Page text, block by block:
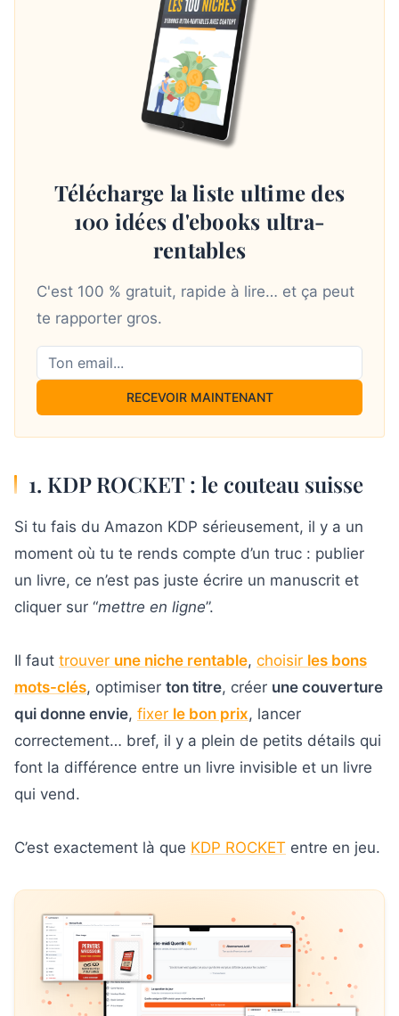
Télécharge la liste ultime des
100 idées d'ebooks ultra-
rentables
C'est 100 % gratuit, rapide à lire… et ça peut
te rapporter gros.
RECEVOIR MAINTENANT
1. KDP ROCKET : le couteau suisse
Si tu fais du Amazon KDP sérieusement, il y a un
moment où tu te rends compte d’un truc : publier
un livre, ce n’est pas juste écrire un manuscrit et
cliquer sur “mettre en ligne”.
Il faut trouver une niche rentable, choisir les bons
mots-clés, optimiser ton titre, créer une couverture
qui donne envie, fixer le bon prix, lancer
correctement… bref, il y a plein de petits détails qui
font la différence entre un livre invisible et un livre
qui vend.
C’est exactement là que KDP ROCKET entre en jeu.